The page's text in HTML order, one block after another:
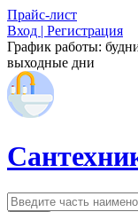
Прайс-лист
Вход | Регистрация
График работы:
выходные дни